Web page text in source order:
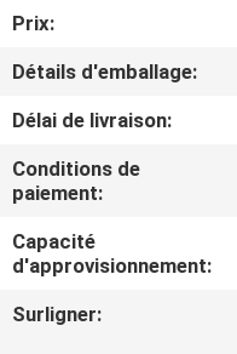
CONTRÔLE
DE
QUALITÉ
CONTACTEZ-
NOUS
Prix:
Détails d'emballage:
Délai de livraison:
Conditions de
paiement:
Capacité
d'approvisionnement:
Surligner: